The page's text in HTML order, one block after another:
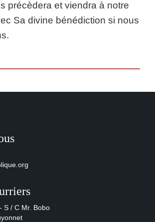
précèdera et viendra à notre
Sa divine bénédiction si nous
S / C Mr. Bobo